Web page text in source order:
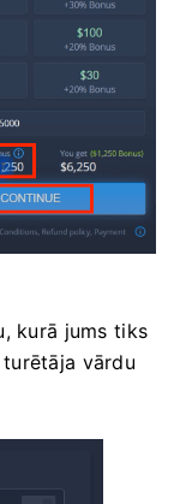
kurā jums tiks
vārdu